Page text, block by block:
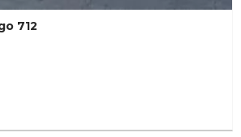
712